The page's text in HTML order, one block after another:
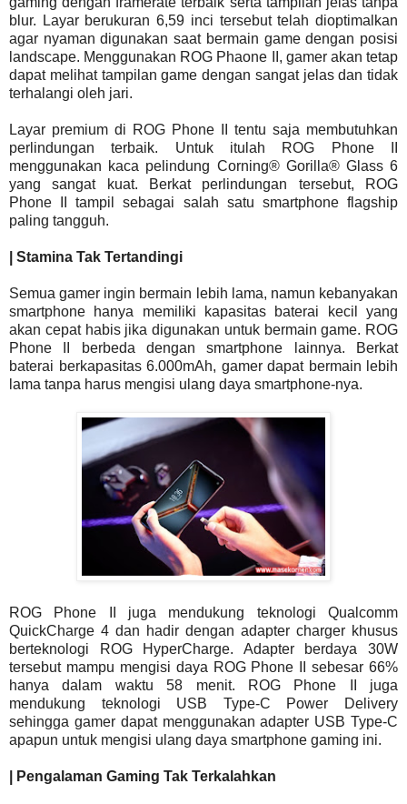
blur. Layar berukuran 6,59 inci tersebut telah dioptimalkan
agar nyaman digunakan saat bermain game dengan posisi
landscape. Menggunakan ROG Phaone II, gamer akan tetap
dapat melihat tampilan game dengan sangat jelas dan tidak
terhalangi oleh jari.
Layar premium di ROG Phone II tentu saja membutuhkan
perlindungan terbaik. Untuk itulah ROG Phone II
menggunakan kaca pelindung Corning® Gorilla® Glass 6
yang sangat kuat. Berkat perlindungan tersebut, ROG
Phone II tampil sebagai salah satu smartphone flagship
paling tangguh.
| Stamina Tak Tertandingi
Semua gamer ingin bermain lebih lama, namun kebanyakan
smartphone hanya memiliki kapasitas baterai kecil yang
akan cepat habis jika digunakan untuk bermain game. ROG
Phone II berbeda dengan smartphone lainnya. Berkat
baterai berkapasitas 6.000mAh, gamer dapat bermain lebih
lama tanpa harus mengisi ulang daya smartphone-nya.
ROG Phone II juga mendukung teknologi Qualcomm
QuickCharge 4 dan hadir dengan adapter charger khusus
berteknologi ROG HyperCharge. Adapter berdaya 30W
tersebut mampu mengisi daya ROG Phone II sebesar 66%
hanya dalam waktu 58 menit. ROG Phone II juga
mendukung teknologi USB Type-C Power Delivery
sehingga gamer dapat menggunakan adapter USB Type-C
apapun untuk mengisi ulang daya smartphone gaming ini.
| Pengalaman Gaming Tak Terkalahkan